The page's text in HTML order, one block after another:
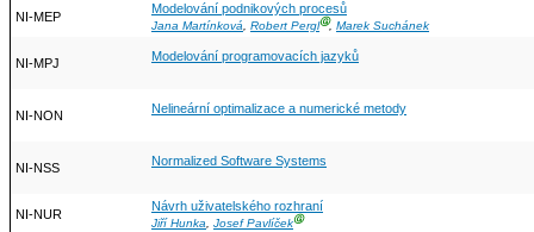
NI-MEP
Modelování podnikových procesů
Jana Martínková, Robert PerglⒼ, Marek Suchánek
NI-MPJ Modelování programovacích jazyků
NI-NON Nelineární optimalizace a numerické metody
NI-NSS Normalized Software Systems
NI-NUR
Návrh uživatelského rozhraní
Jiří Hunka, Josef PavlíčekⒼ